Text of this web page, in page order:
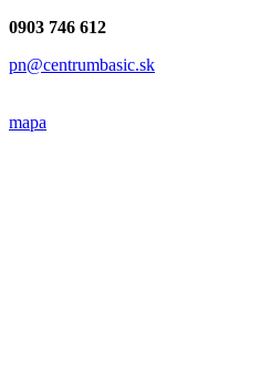
0903 746 612
pn@centrumbasic.sk
mapa